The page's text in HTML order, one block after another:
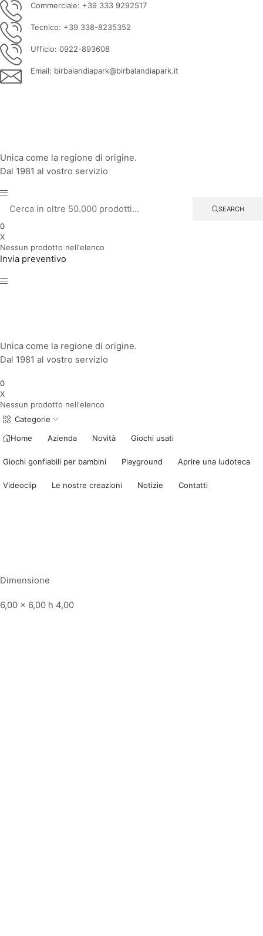
Commerciale: +39 333 9292517
Tecnico: +39 338-8235352
Ufficio: 0922-893608
Email: birbalandiapark@birbalandiapark.it
Unica come la regione di origine.
Dal 1981 al vostro servizio
SEARCH
0
X
Nessun prodotto nell'elenco
Invia preventivo
Unica come la regione di origine.
Dal 1981 al vostro servizio
0
X
Nessun prodotto nell'elenco
Categorie
Home
Azienda Novità Giochi usati
Giochi gonfiabili per bambini Playground Aprire una ludoteca
Videoclip Le nostre creazioni Notizie Contatti
Dimensione
6,00 x 6,00 h 4,00